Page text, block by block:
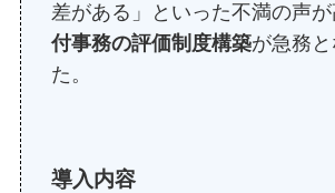
差がある」といった不満の声が
付事務の評価制度構築が急務
た。
導入内容